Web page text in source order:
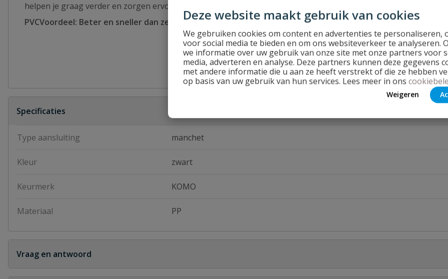
Deze website maakt gebruik van cookies
We gebruiken cookies om content en advertenties te personaliseren,
voor social media te bieden en om ons websiteverkeer te analyseren.
we informatie over uw gebruik van onze site met onze partners voor
media, adverteren en analyse. Deze partners kunnen deze gegevens
met andere informatie die u aan ze heeft verstrekt of die ze hebben
op basis van uw gebruik van hun services. Lees meer in ons
Weigeren
helpen je graag verder en zorgen ervoor dat je de juiste producten vindt voor jouw specifieke behoeften.
PVCVoordeel: Beter en sneller dan zelf naar de winkel!
Specificaties
Type aansluiting manchet
Kleur zwart
Keurmerk KOMO
Materiaal PP
Vraag en antwoord
Geen vragen